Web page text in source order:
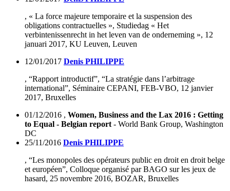
, « La force majeure temporaire et la suspension des
obligations contractuelles », Studiedag « Het
verbintenissenrecht in het leven van de onderneming », 12
januari 2017, KU Leuven, Leuven
12/01/2017 Denis PHILIPPE
, “Rapport introductif”, “La stratégie dans l’arbitrage
international”, Séminaire CEPANI, FEB-VBO, 12 janvier
2017, Bruxelles
01/12/2016 , Women, Business and the Lax 2016 : Getting
to Equal - Belgian report - World Bank Group, Washington
DC
25/11/2016 Denis PHILIPPE
, “Les monopoles des opérateurs public en droit en droit belge
et européen”, Colloque organisé par BAGO sur les jeux de
hasard, 25 novembre 2016, BOZAR, Bruxelles